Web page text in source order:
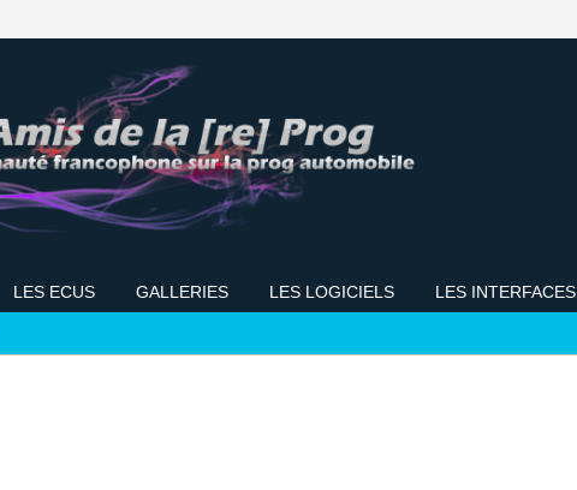
LES ECUS GALLERIES LES LOGICIELS LES INTERFACES